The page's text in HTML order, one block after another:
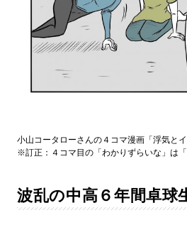
小山コータローさんの４コマ漫画「浮気とイ
※訂正：４コマ目の「わかりずらいな」は
波乱の中高６年間卓球